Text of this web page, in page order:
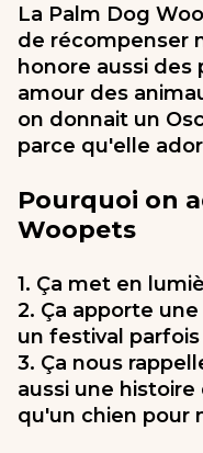
La Palm Dog
de récompenser
honore aussi des
amour des
on donnait un
parce qu'elle
Pourquoi on
Woopets
1. Ça met en
2. Ça apporte
un festival
3. Ça nous
aussi une
qu'un chien pour